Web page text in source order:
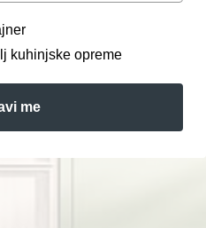
kuhinjske opreme
me